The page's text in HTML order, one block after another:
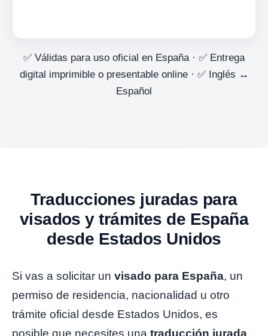
✅ Válidas para uso oficial en España · ✅ Entrega
digital imprimible o presentable online · ✅ Inglés ↔
Español
Traducciones juradas para
visados y trámites de España
desde Estados Unidos
Si vas a solicitar un visado para España, un
permiso de residencia, nacionalidad u otro
trámite oficial desde Estados Unidos, es
posible que necesites una traducción jurada